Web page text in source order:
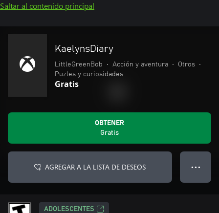
Saltar al contenido principal
KaelynsDiary
LittleGreenBob • Acción y aventura • Otros
•
Puzles y curiosidades
Gratis
OBTENER
Gratis
AGREGAR A LA LISTA DE DESEOS ● ● ●
ADOLESCENTES